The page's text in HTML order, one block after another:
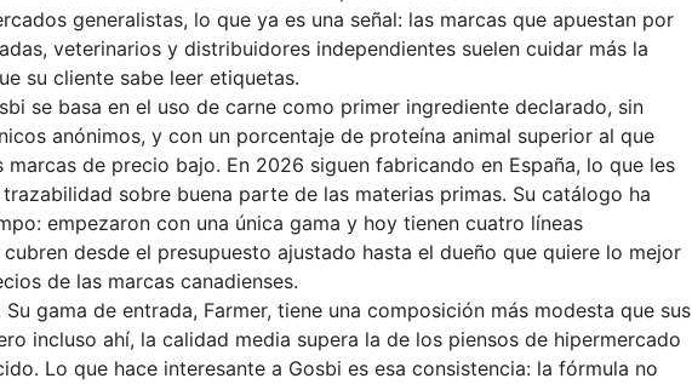
generalistas, lo que ya es una señal: las marcas que apuestan por
veterinarios y distribuidores independientes suelen cuidar más la
su cliente sabe leer etiquetas.
se basa en el uso de carne como primer ingrediente declarado, sin
anónimos, y con un porcentaje de proteína animal superior al que
marcas de precio bajo. En 2026 siguen fabricando en España, lo que les
sobre buena parte de las materias primas. Su catálogo ha
empezaron con una única gama y hoy tienen cuatro líneas
desde el presupuesto ajustado hasta el dueño que quiere lo mejor
de las marcas canadienses.
gama de entrada, Farmer, tiene una composición más modesta que sus
incluso ahí, la calidad media supera la de los piensos de hipermercado
Lo que hace interesante a Gosbi es esa consistencia: la fórmula no